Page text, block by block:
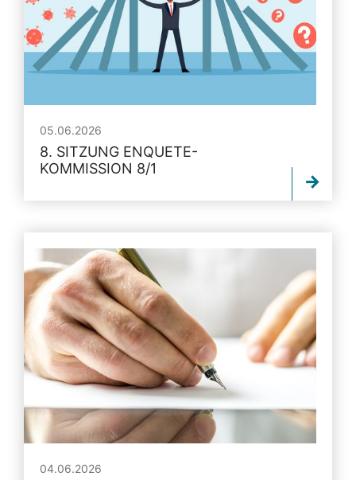
05.06.2026
8. SITZUNG ENQUETE-
KOMMISSION 8/1
04.06.2026